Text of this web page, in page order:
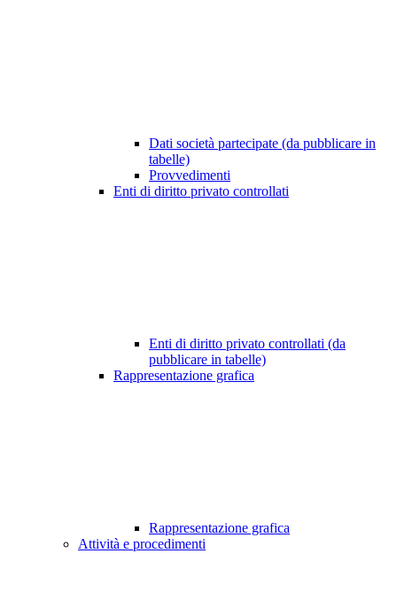
Dati società partecipate (da pubblicare in
tabelle)
Provvedimenti
Enti di diritto privato controllati
Enti di diritto privato controllati (da
pubblicare in tabelle)
Rappresentazione grafica
Rappresentazione grafica
Attività e procedimenti